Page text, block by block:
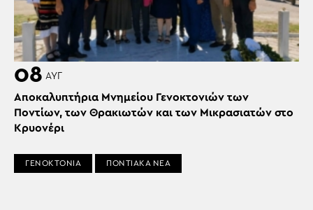
08 ΑΥΓ
Αποκαλυπτήρια Μνημείου Γενοκτονιών των
Ποντίων, των Θρακιωτών και των Μικρασιατών στο
Κρυονέρι
ΓΕΝΟΚΤΟΝΙΑ ΠΟΝΤΙΑΚΑ ΝΕΑ